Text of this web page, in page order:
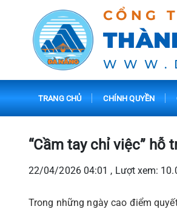
CỔNG
TRANG CHỦ CHÍNH QUYỀN
“Cầm tay chỉ việc” hỗ
22/04/2026 04:01 , Lượt xem:
Trong những ngày cao điểm